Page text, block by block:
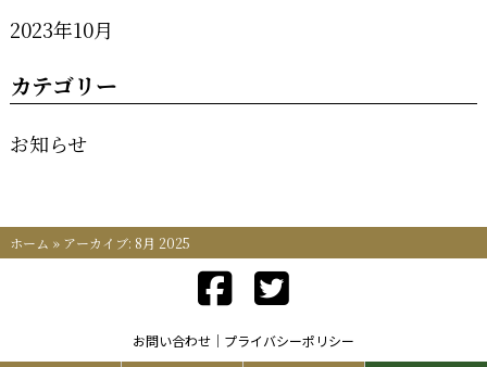
2023年10月
カテゴリー
お知らせ
ホーム » アーカイブ: 8月 2025
お問い合わせ プライバシーポリシー